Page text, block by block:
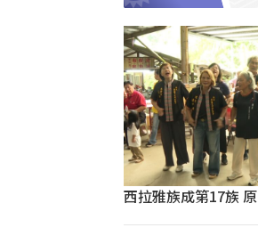
西拉雅族成第17族